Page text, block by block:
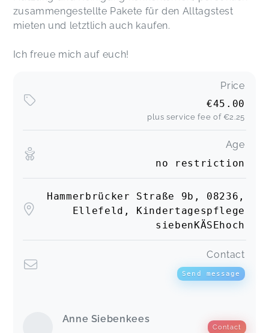
zusammengestellte Pakete für den Alltagstest
mieten und letztlich auch kaufen.
Ich freue mich auf euch!
Price
€45.00
plus service fee of €2.25
Age
no restriction
Hammerbrücker Straße 9b, 08236,
Ellefeld, Kindertagespflege
siebenKÄSEhoch
Contact
Send message
Anne Siebenkees
Contact